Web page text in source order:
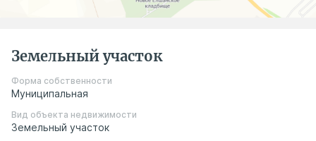
Земельный участок
Форма собственности
Муниципальная
Вид объекта недвижимости
Земельный участок